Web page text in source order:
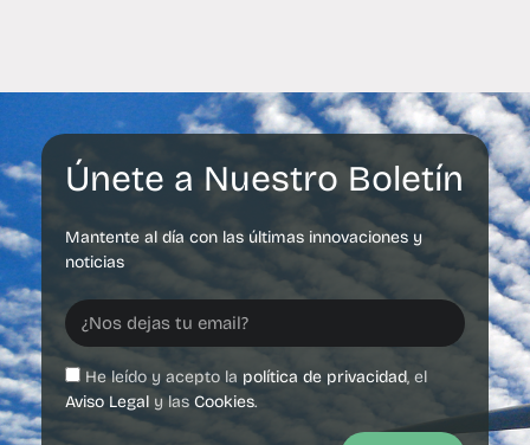
Únete a Nuestro Boletín
Mantente al día con las últimas innovaciones y
noticias
He leído y acepto la política de privacidad, el
Aviso Legal y las Cookies.